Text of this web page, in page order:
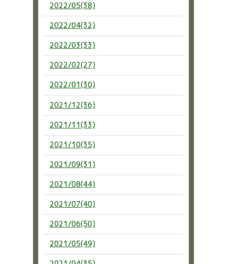
2022/05(38)
2022/04(32)
2022/03(33)
2022/02(27)
2022/01(30)
2021/12(36)
2021/11(33)
2021/10(35)
2021/09(31)
2021/08(44)
2021/07(40)
2021/06(50)
2021/05(49)